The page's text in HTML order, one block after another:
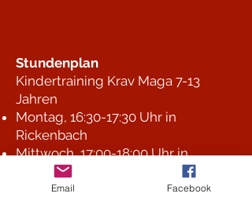
Stundenplan
Kindertraining Krav Maga 7-13
Jahren
Montag, 16:30-17:30 Uhr in
Rickenbach
Mittwoch, 17:00-18:00 Uhr in
Seuzach
Donnerstag, 17:15-18:15 Uhr in
Email Facebook